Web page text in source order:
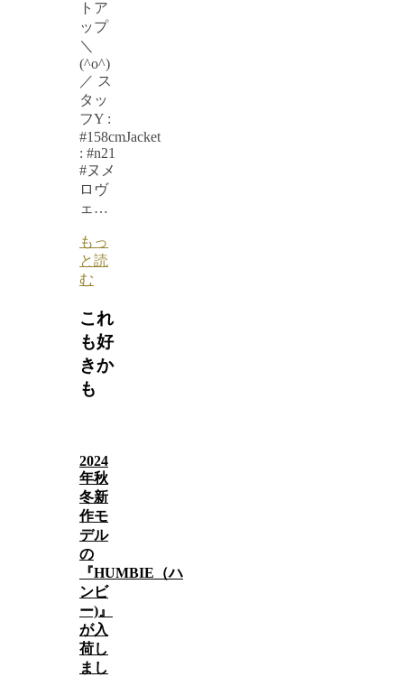
トア
ップ
＼
(^o^)
／ ス
タッ
フY :
#158cmJacket
: #n21
#ヌメ
ロヴ
ェ…
もっ
と読
む
これ
も好
きか
も
2024
年秋
冬新
作モ
デル
の
『HUMBIE（ハ
ンビ
ー)』
が入
荷し
まし